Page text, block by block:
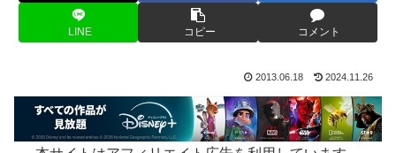
LINE コピー コメント
2013.06.18 2024.11.26